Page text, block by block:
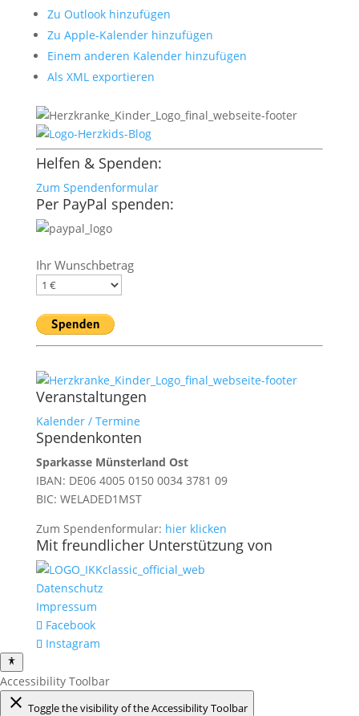
Zu Outlook hinzufügen
Zu Apple-Kalender hinzufügen
Einem anderen Kalender hinzufügen
Als XML exportieren
Helfen & Spenden:
Zum Spendenformular
Per PayPal spenden:
Ihr Wunschbetrag
Veranstaltungen
Kalender / Termine
Spendenkonten
Sparkasse Münsterland Ost
IBAN: DE06 4005 0150 0034 3781 09
BIC: WELADED1MST
Zum Spendenformular: hier klicken
Mit freundlicher Unterstützung von
Datenschutz
Impressum
Facebook
Instagram
Accessibility Toolbar
close Toggle the visibility of the Accessibility Toolbar